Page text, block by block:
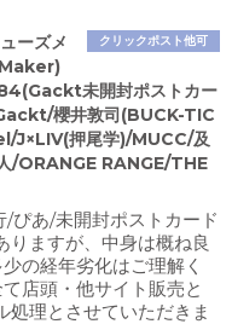
クリックポスト他可
ーズメ
未開封ポストカー
櫻井敦司(BUCK-TIC
J×LIV(押尾学)/MUCC/及
/ORANGE RANGE/THE
あ/未開封ポストカード
りますが、中身は概ね良
の経年劣化はご理解く
店頭・他サイト販売と
処理とさせていただきま